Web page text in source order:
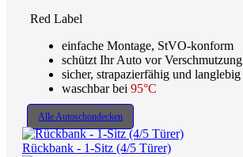
Red Label
einfache Montage, StVO-konform
schützt Ihr Auto vor Verschmutzung
sicher, strapazierfähig und langlebig
waschbar bei 95°C
Alle Autoschondecken
Rückbank - 1-Sitz (4/5 Türer)